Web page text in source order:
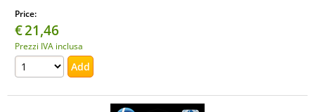
Price:
€21,46
Prezzi IVA inclusa